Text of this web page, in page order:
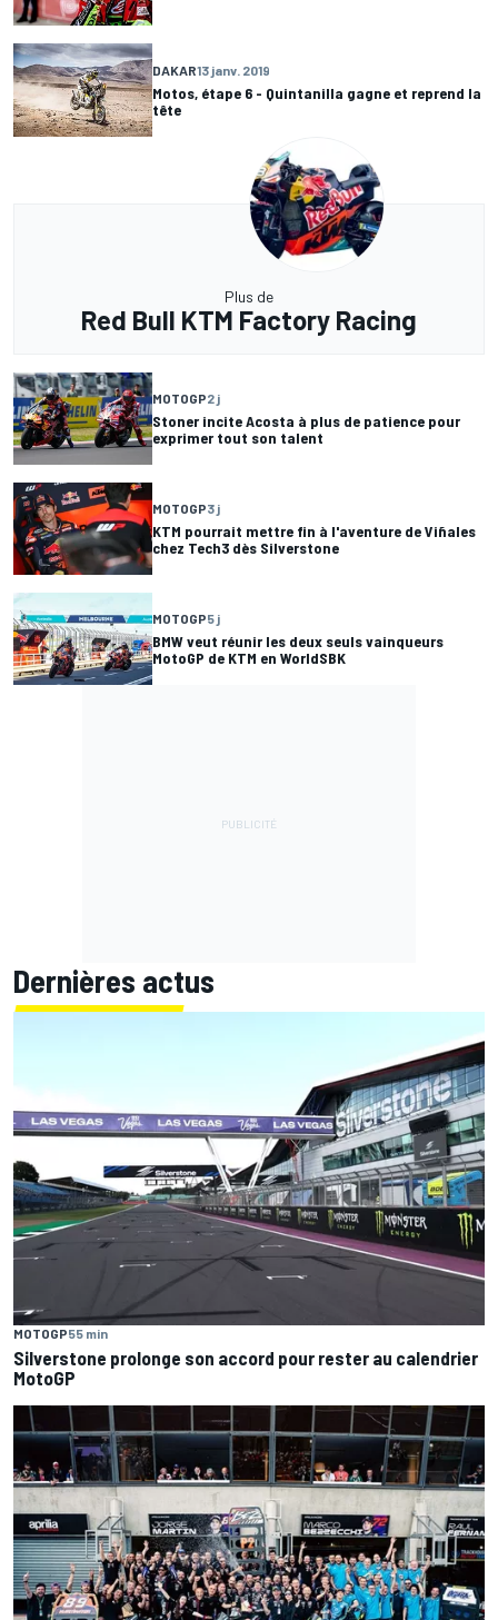
DAKAR13 janv. 2019
Motos, étape 6 - Quintanilla gagne et reprend la
tête
Plus de
Red Bull KTM Factory Racing
MOTOGP2 j
Stoner incite Acosta à plus de patience pour
exprimer tout son talent
MOTOGP3 j
KTM pourrait mettre fin à l'aventure de Viñales
chez Tech3 dès Silverstone
MOTOGP5 j
BMW veut réunir les deux seuls vainqueurs
MotoGP de KTM en WorldSBK
Dernières actus
MOTOGP55 min
Silverstone prolonge son accord pour rester au calendrier
MotoGP